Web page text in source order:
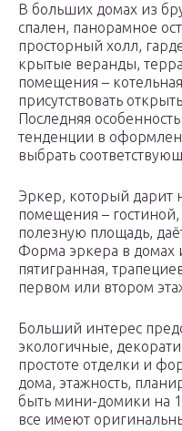
В больших домах из
спален, панорамное
просторный холл,
крытые веранды,
помещения –
присутствовать
Последняя
тенденции в
выбрать
Эркер, который дарит
помещения – гостиной,
полезную площадь,
Форма эркера в домах
пятигранная,
первом или втором
Больший интерес
экологичные,
простоте отделки и
дома, этажность,
быть мини-домики на
все имеют